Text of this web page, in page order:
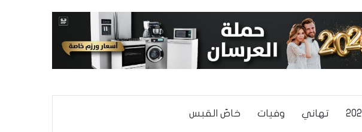
تهاني وفيات خاصّ القبس